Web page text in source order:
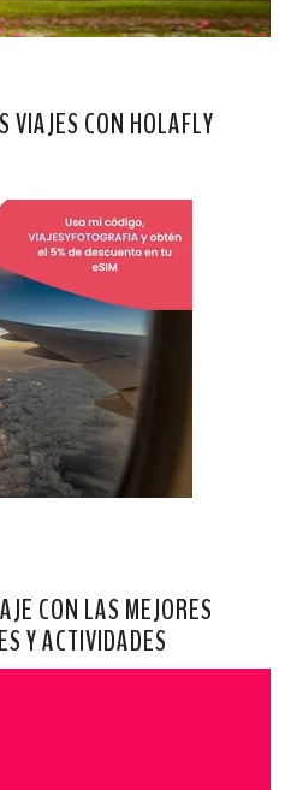
VIAJES CON HOLAFLY
CON LAS MEJORES
Y ACTIVIDADES